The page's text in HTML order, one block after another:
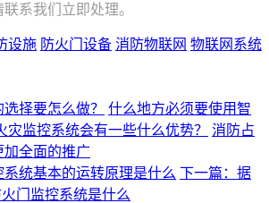
系我们立即处理。
设施 防火门设备 消防物联网 物联网系统
择要怎么做？
什么地方必须要使用智
灾监控系统会有一些什么优势？
消防占
全面的推广
系统基本的运转原理是什么 下一篇：据
门监控系统是什么